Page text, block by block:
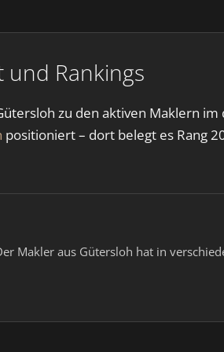
und Rankings
zu den aktiven Maklern
positioniert – dort belegt es Rang
Makler aus Gütersloh hat in